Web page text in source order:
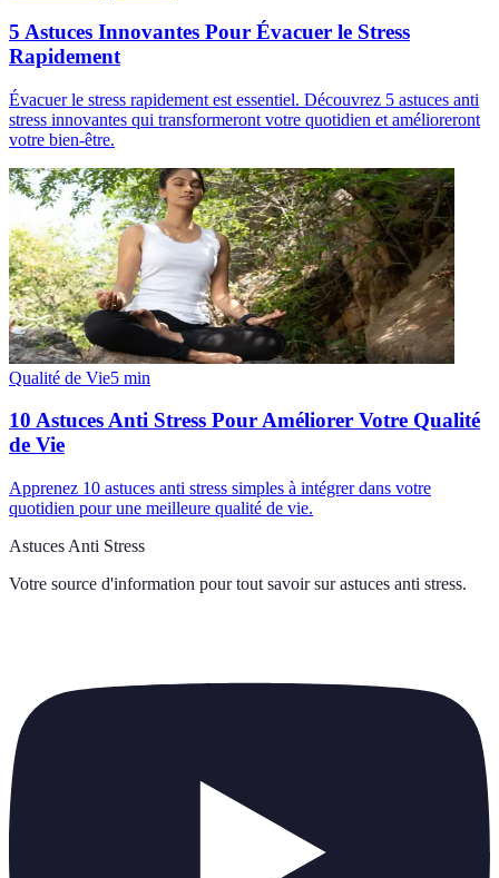
5 Astuces Innovantes Pour Évacuer le Stress
Rapidement
Évacuer le stress rapidement est essentiel. Découvrez 5 astuces anti
stress innovantes qui transformeront votre quotidien et amélioreront
votre bien-être.
Qualité de Vie5 min
10 Astuces Anti Stress Pour Améliorer Votre Qualité
de Vie
Apprenez 10 astuces anti stress simples à intégrer dans votre
quotidien pour une meilleure qualité de vie.
Astuces Anti Stress
Votre source d'information pour tout savoir sur astuces anti stress.